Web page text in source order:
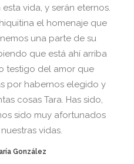
vida, y serán eternos.
el homenaje que
una parte de su
que está ahí arriba
testigo del amor que
por habernos elegido y
cosas Tara. Has sido,
sido muy afortunados
vidas.
González